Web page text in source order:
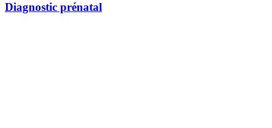
Diagnostic prénatal